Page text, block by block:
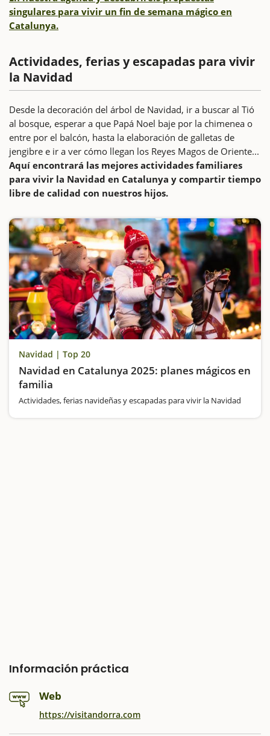
singulares para vivir un fin de semana mágico en
Catalunya.
Actividades, ferias y escapadas para vivir
la Navidad
Desde la decoración del árbol de Navidad, ir a buscar al Tió
al bosque, esperar a que Papá Noel baje por la chimenea o
entre por el balcón, hasta la elaboración de galletas de
jengibre e ir a ver cómo llegan los Reyes Magos de Oriente...
Aquí encontrará las mejores actividades familiares
para vivir la Navidad en Catalunya y compartir tiempo
libre de calidad con nuestros hijos.
Navidad | Top 20
Navidad en Catalunya 2025: planes mágicos en
familia
Actividades, ferias navideñas y escapadas para vivir la Navidad
Información práctica
Web
https://visitandorra.com